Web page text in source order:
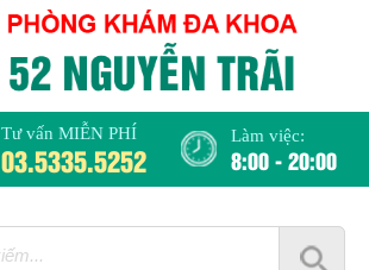
Tư vấn MIỄN PHÍ
03.5335.5252
Làm việc:
8:00 - 20:00